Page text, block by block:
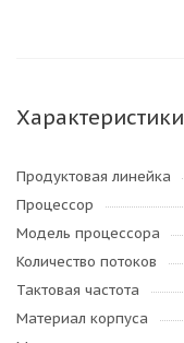
Характеристики
Продуктовая линейка
Процессор
Модель процессора
Количество потоков
Тактовая частота
Материал корпуса